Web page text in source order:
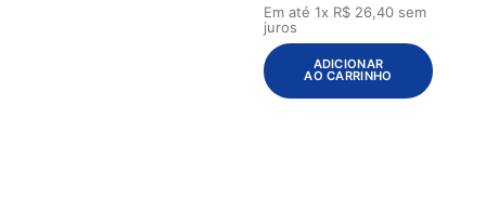
Em até 1x R$ 26,40 sem
juros
ADICIONAR
AO CARRINHO